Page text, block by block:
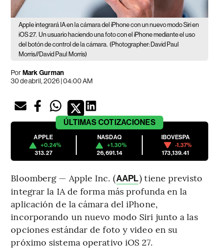
Apple integrará IA en la cámara del iPhone con un nuevo modo Siri en
iOS 27. Un usuario haciendo una foto con el iPhone mediante el uso
del botón de control de la cámara. (Photographer: David Paul
Morris//David Paul Morris)
PorMark Gurman
30 de abril, 2026 | 04:00 AM
ÚLTIMAS COTIZACIONES
APPLE
+0.24%
313.27
NASDAQ
+1.30%
26,691.14
IBOVESPA
-1.37%
173,139.41
Bloomberg — Apple Inc. (AAPL) tiene previsto
integrar la IA de forma más profunda en la
aplicación de la cámara del iPhone,
incorporando un nuevo modo Siri junto a las
opciones estándar de foto y video en su
próximo sistema operativo iOS 27.